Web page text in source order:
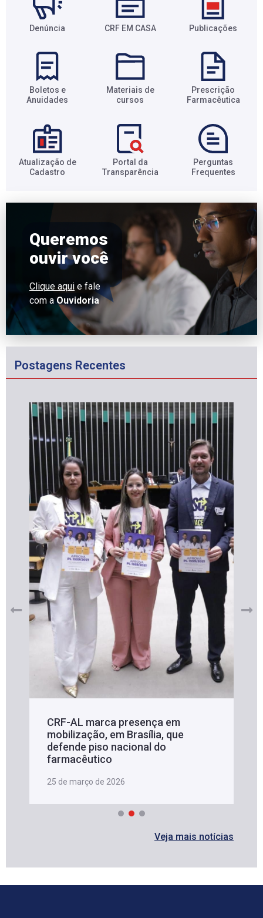
Denúncia CRF EM CASA Publicações
Boletos e
Anuidades​
Materiais de
cursos​
Prescrição
Farmacêutica​
Atualização de
Cadastro​
Portal da
Transparência​
Perguntas
Frequentes​
Queremos
ouvir você
Clique aqui e fale
com a Ouvidoria
Postagens Recentes
CRF-AL marca presença em
mobilização, em Brasília, que
defende piso nacional do
farmacêutico
25 de março de 2026
Veja mais notícias